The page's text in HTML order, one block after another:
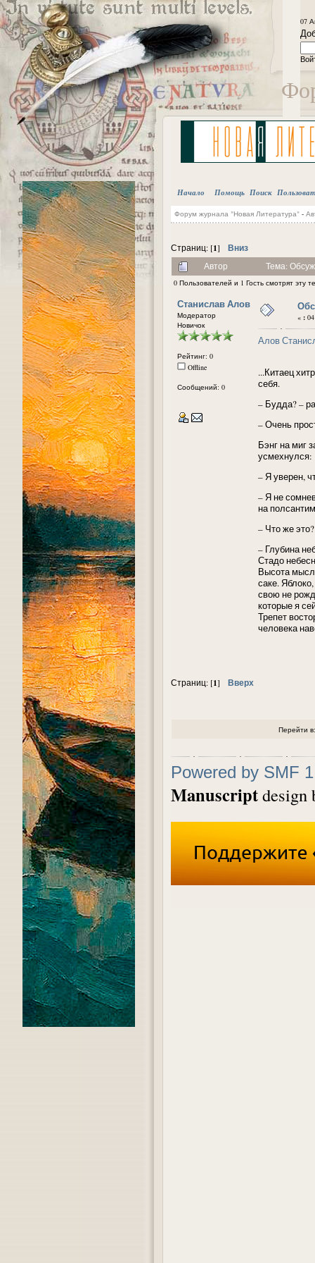
07
Начало Помощь Поиск
Форум журнала "Новая Литература"-
Страниц: [1] Вниз
Автор Тема:
0 Пользователей и 1 Гость смотрят эту
Станислав Алов
Модератор
Новичок
Рейтинг: 0
Offline
Сообщений: 0
« :
Алов
...Китаец
себя.
– Будда? –
– Очень
Бэнг на миг
усмехнулся:
– Я уверен,
– Я не
на
– Что же это?
– Глубина
Стадо
Высота
саке.
свою не
кото­рые я
Трепет
человека
Страниц: [1] Вверх
Перейти в:
Powered by SMF
Manuscriptdesign